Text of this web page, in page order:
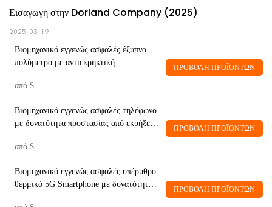
Εισαγωγή στην Dorland Company (2025)
2025-03-19
Βιομηχανικό εγγενώς ασφαλές έξυπνο
πολύμετρο με αντιεκρηκτική
από $
ΠΡΟΒΟΛΉ ΠΡΟΪΌΝΤΩΝ
Βιομηχανικό εγγενώς ασφαλές τηλέφωνο
με δυνατότητα προστασίας από εκρήξεις
από $
ΠΡΟΒΟΛΉ ΠΡΟΪΌΝΤΩΝ
Βιομηχανικό εγγενώς ασφαλές υπέρυθρο
θερμικό 5G Smartphone με δυνατότητα
ΠΡΟΒΟΛΉ ΠΡΟΪΌΝΤΩΝ